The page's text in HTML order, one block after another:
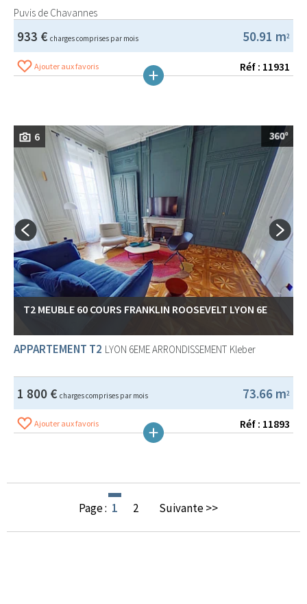
Puvis de Chavannes
50.91 m2
933 € charges comprises par mois
Ajouter aux favoris Réf : 11931
6
T2 MEUBLE 60 COURS FRANKLIN ROOSEVELT LYON 6E
APPARTEMENT T2 LYON 6EME ARRONDISSEMENT Kleber
73.66 m2
1 800 € charges comprises par mois
Ajouter aux favoris Réf : 11893
Page : 1 2 Suivante >>